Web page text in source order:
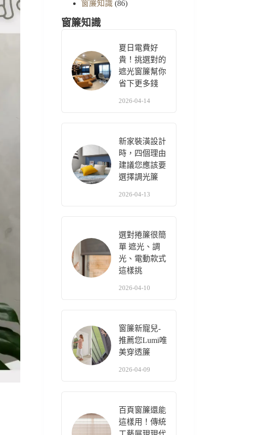
窗簾知識 (86)
窗簾知識
夏日電費好
貴！挑選對的
遮光窗簾幫你
省下更多錢
2026-04-14
新家裝潢設計
時，四個理由
建議您應該要
選擇調光簾
2026-04-13
選對捲簾很簡
單 遮光、調
光、電動款式
這樣挑
2026-04-10
窗簾新寵兒-
推薦您Lumi唯
美穿透簾
2026-04-09
百頁窗簾還能
這樣用！傳統